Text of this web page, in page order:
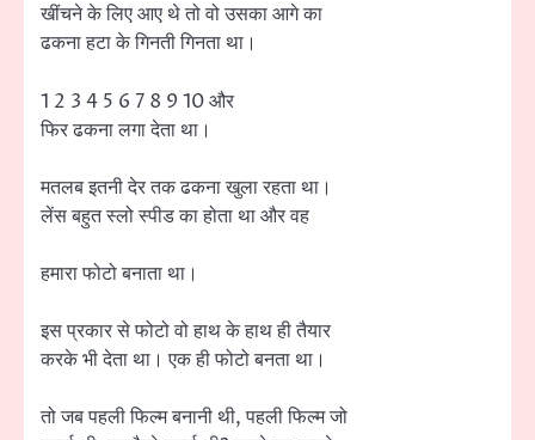
खींचने के लिए आए थे तो वो उसका आगे का
ढकना हटा के गिनती गिनता था।
1 2 3 4 5 6 7 8 9 10 और
फिर ढकना लगा देता था।
मतलब इतनी देर तक ढकना खुला रहता था।
लेंस बहुत स्लो स्पीड का होता था और वह
हमारा फोटो बनाता था।
इस प्रकार से फोटो वो हाथ के हाथ ही तैयार
करके भी देता था। एक ही फोटो बनता था।
तो जब पहली फिल्म बनानी थी, पहली फिल्म जो